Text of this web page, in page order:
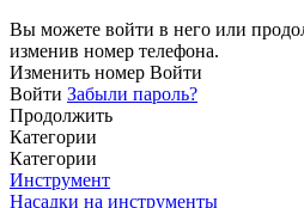
Вы можете войти в него или
изменив номер телефона.
Изменить номер Войти
Войти Забыли пароль?
Продолжить
Категории
Категории
Инструмент
Насадки на инструменты